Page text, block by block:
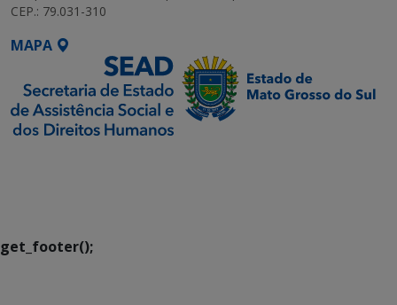
CEP.: 79.031-310
MAPA
get_footer();